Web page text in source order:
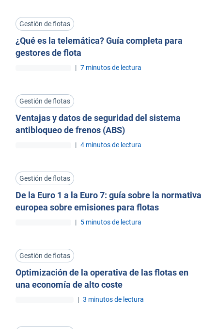
Gestión de flotas
¿Qué es la telemática? Guía completa para
gestores de flota
| 7 minutos de lectura
Gestión de flotas
Ventajas y datos de seguridad del sistema
antibloqueo de frenos (ABS)
| 4 minutos de lectura
Gestión de flotas
De la Euro 1 a la Euro 7: guía sobre la normativa
europea sobre emisiones para flotas
| 5 minutos de lectura
Gestión de flotas
Optimización de la operativa de las flotas en
una economía de alto coste
| 3 minutos de lectura